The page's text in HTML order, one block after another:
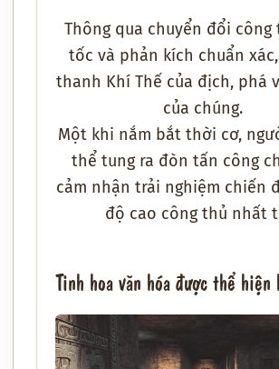
Thông qua chuyển đổi công
tốc và phản kích chuẩn
thanh Khí Thế của địch, phá
của chúng.
Một khi nắm bắt thời cơ,
thể tung ra đòn tấn công
cảm nhận trải nghiệm chiến
độ cao công thủ nhất
Tinh hoa văn hóa được thể hiện